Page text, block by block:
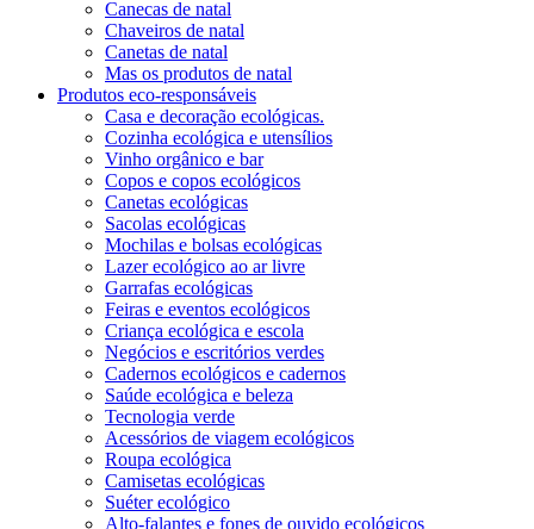
Canecas de natal
Chaveiros de natal
Canetas de natal
Mas os produtos de natal
Produtos eco-responsáveis
Casa e decoração ecológicas.
Cozinha ecológica e utensílios
Vinho orgânico e bar
Copos e copos ecológicos
Canetas ecológicas
Sacolas ecológicas
Mochilas e bolsas ecológicas
Lazer ecológico ao ar livre
Garrafas ecológicas
Feiras e eventos ecológicos
Criança ecológica e escola
Negócios e escritórios verdes
Cadernos ecológicos e cadernos
Saúde ecológica e beleza
Tecnologia verde
Acessórios de viagem ecológicos
Roupa ecológica
Camisetas ecológicas
Suéter ecológico
Alto-falantes e fones de ouvido ecológicos